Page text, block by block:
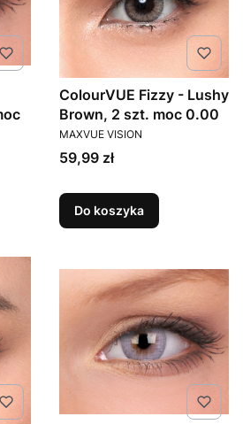
ColourVUE Fizzy - Lushy
Brown, 2 szt. moc 0.00
PRODUCENT
MAXVUE VISION
Cena
59,99 zł
Do koszyka